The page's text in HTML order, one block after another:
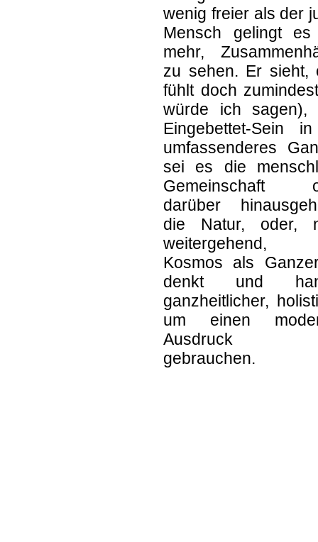
wenig freier als der
Mensch gelingt es
mehr,
zu sehen. Er sieht,
fühlt doch
würde ich sagen),
Eingebettet-Sein
umfassenderes
sei es die
Gemeinschaft
darüber
die Natur, oder,
weitergehend,
Kosmos als
denkt und
ganzheitlicher,
um einen
Ausdruck
gebrauchen.